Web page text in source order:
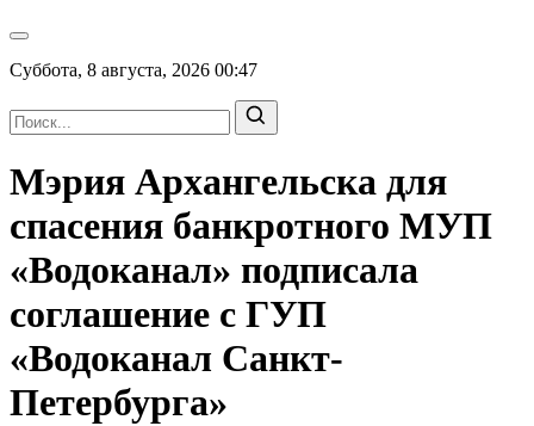
Суббота, 8 августа, 2026 00:47
Мэрия Архангельска для
спасения банкротного МУП
«Водоканал» подписала
соглашение с ГУП
«Водоканал Санкт-
Петербурга»